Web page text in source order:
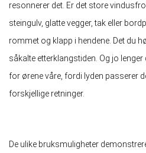
resonnerer det. Er det store
steingulv, glatte vegger, tak eller
rommet og klapp i hendene. Det du
såkalte etterklangstiden. Og jo lenger
for ørene våre, fordi lyden passerer
forskjellige retninger.
De ulike bruksmuligheter